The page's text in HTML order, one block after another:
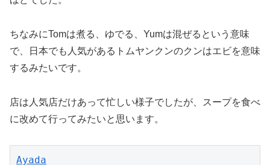
ちなみにTomは煮る、ゆでる、Yumは混ぜるという意味
で、日本でも人気があるトムヤンクンのクンはエビを意味
するみたいです。
店は人気店だけあって忙しい様子でしたが、スープを食べ
に改めて行ってみたいと思います。
Ayada